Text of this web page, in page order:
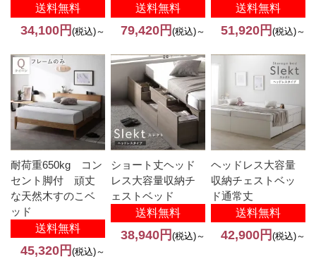
送料無料
34,100円 (税込)～
送料無料
79,420円 (税込)～
送料無料
51,920円 (税込)～
耐荷重650kg コン
セント脚付 頑丈
な天然木すのこベ
送料無料
45,320円 (税込)～
ショート丈ヘッド
レス大容量収納チ
送料無料
38,940円 (税込)～
ヘッドレス大容量
収納チェストベッ
送料無料
42,900円 (税込)～